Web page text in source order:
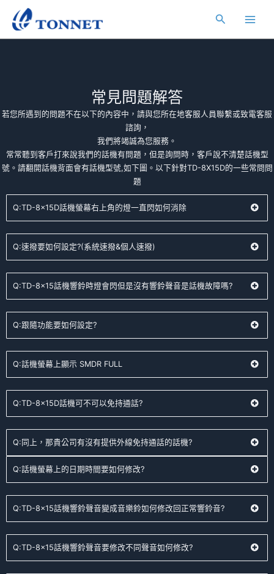
搜
尋
常見問題解答
若您所遇到的問題不在以下的內容中，請與您所在地客服人員聯繫或致電客服
諮詢，
我們將竭誠為您服務。
常常聽到客戶打來說我們的話機有問題，但是詢問時，客戶說不清楚話機型
號。請翻開話機背面會有話機型號,如下圖。以下針對TD-8X15D的一些常問問
題
Q:TD-8x15D話機螢幕右上角的燈一直閃如何消除
Q:速撥要如何設定?(系統速撥&個人速撥)
Q:TD-8x15話機響鈴時燈會閃但是沒有響鈴聲音是話機故障嗎?
Q:跟隨功能要如何設定?
Q:話機螢幕上顯示 SMDR FULL
Q:TD-8x15D話機可不可以免持通話?
Q:同上，那貴公司有沒有提供外線免持通話的話機?
Q:話機螢幕上的日期時間要如何修改?
Q:TD-8x15話機響鈴聲音變成音樂鈴如何修改回正常響鈴音?
Q:TD-8x15話機響鈴聲音要修改不同聲音如何修改?